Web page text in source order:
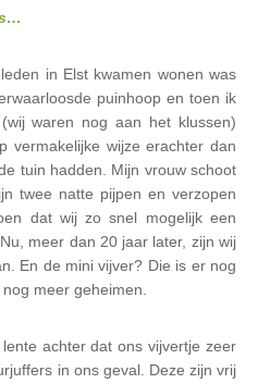
in Elst kwamen wonen was
puinhoop en toen ik
waren nog aan het klussen)
vermakelijke wijze erachter dan
tuin hadden. Mijn vrouw schoot
twee natte pijpen en verzopen
dat wij zo snel mogelijk een
meer dan 20 jaar later, zijn wij
En de mini vijver? Die is er nog
meer geheimen.
achter dat ons vijvertje zeer
in ons geval. Deze zijn vrij